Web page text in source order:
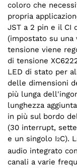
coloro che
propria
JST a 2 pin e il CI
(impostato su
tensione viene
di tensione
LED di stato per
delle dimensioni
più lunga
lunghezza
in più sul bordo
(30 interrupt, sette
e un singolo I2C).
audio integrato
canali a varie